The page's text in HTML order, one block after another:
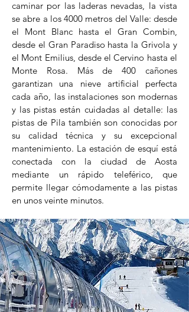
caminar por las laderas nevadas, la vista
se abre a los 4000 metros del Valle: desde
el Mont Blanc hasta el Gran Combin,
desde el Gran Paradiso hasta la Grivola y
el Mont Emilius, desde el Cervino hasta el
Monte Rosa. Más de 400 cañones
garantizan una nieve artificial perfecta
cada año, las instalaciones son modernas
y las pistas están cuidadas al detalle: las
pistas de Pila también son conocidas por
su calidad técnica y su excepcional
mantenimiento. La estación de esquí está
conectada con la ciudad de Aosta
mediante un rápido teleférico, que
permite llegar cómodamente a las pistas
en unos veinte minutos.